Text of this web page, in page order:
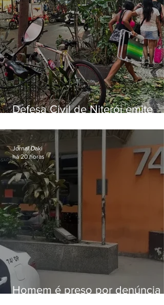
Defesa Civil de Niterói emite
sexta-feira (07)
Homem é preso por denúncia
Jornal Daki
há 20 horas